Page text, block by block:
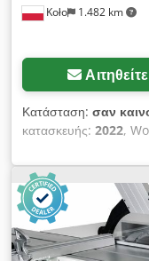
Koło 1.482 km
Αιτηθείτε
Κατάσταση: σαν
κατασκευής: 2022,
υψηλής ακρίβειας
χρησιμοποιημένο για
εργοστασιακά
επεξεργασίας: Μέγ.
πάχος σε κοπή υπό
Πριόνι δίσκου